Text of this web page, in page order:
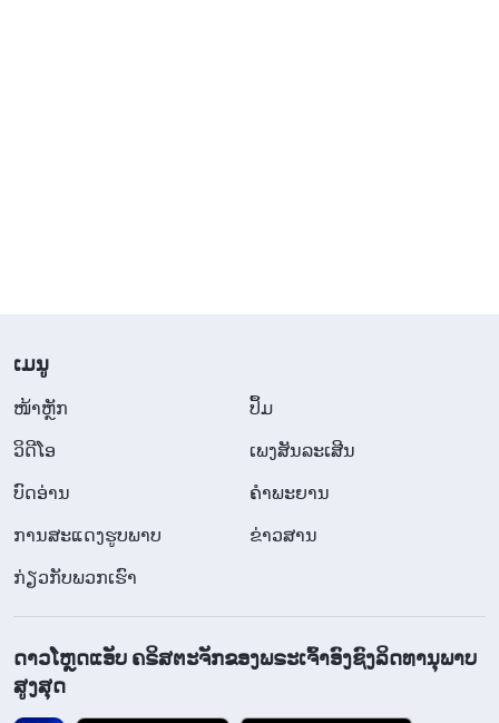
​ເມ​ນູ
​ໜ້າຫຼັກ
ປຶ້ມ
ວິ​ດີ​ໂອ
ເພງສັນລະເສີນ
ບົດອ່ານ
ຄຳພະຍານ
ການສະແດງຮູບພາບ
ຂ່າວສານ
ກ່ຽວກັບພວກເຮົາ
ດາວໂຫຼດແອັບ ຄຣິສຕະຈັກຂອງພຣະເຈົ້າອົງຊົງລິດທານຸພາບ
ສູງສຸດ